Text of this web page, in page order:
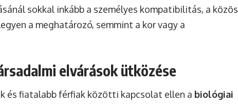
sokkal inkább a személyes kompatibilitás, a közös
a meghatározó, semmint a kor vagy a
elvárások ütközése
és fiatalabb férfiak közötti kapcsolat ellen a biológiai